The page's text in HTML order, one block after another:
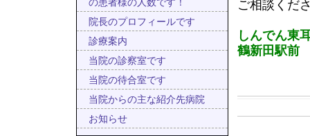
の患者様の人数です！
院長のプロフィールです
診療案内
当院の診察室です
当院の待合室です
当院からの主な紹介先病院
お知らせ
ご相談くだ
しんでん東
鶴新田駅前